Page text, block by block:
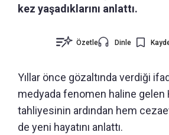
kez yaşadıklarını anlattı.
Özetle Dinle
Yıllar önce gözaltında verdiği
medyada fenomen haline gelen
tahliyesinin ardından hem
de yeni hayatını anlattı.